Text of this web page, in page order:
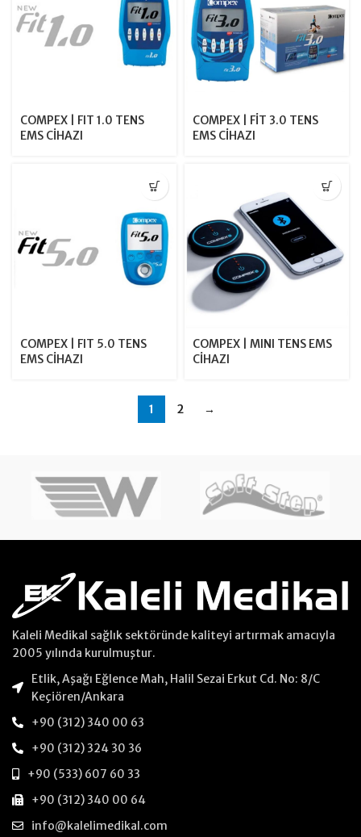
COMPEX | FIT 1.0 TENS
EMS CİHAZI
COMPEX | FİT 3.0 TENS
EMS CİHAZI
COMPEX | FIT 5.0 TENS
EMS CİHAZI
COMPEX | MINI TENS EMS
CİHAZI
1 2 →
Kaleli Medikal sağlık sektöründe kaliteyi artırmak amacıyla
2005 yılında kurulmuştur.
Etlik, Aşağı Eğlence Mah, Halil Sezai Erkut Cd. No: 8/C
Keçiören/Ankara
+90 (312) 340 00 63
+90 (312) 324 30 36
+90 (533) 607 60 33
+90 (312) 340 00 64
info@kalelimedikal.com